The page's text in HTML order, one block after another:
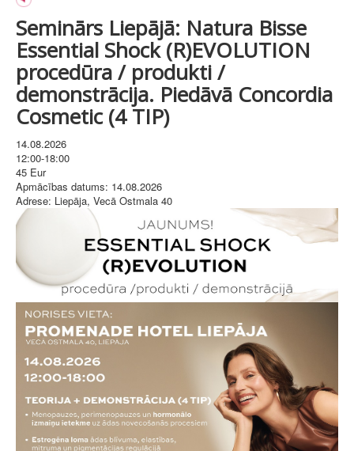
Seminārs Liepājā: Natura Bisse
Essential Shock (R)EVOLUTION
procedūra / produkti /
demonstrācija. Piedāvā Concordia
Cosmetic (4 TIP)
14.08.2026
12:00-18:00
45 Eur
Apmācības datums: 14.08.2026
Adrese: Liepāja, Vecā Ostmala 40